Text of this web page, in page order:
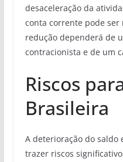
desaceleração da
conta corrente pode ser
redução dependerá de
contracionista e de um
Riscos
Brasileira
A deterioração do saldo
trazer riscos